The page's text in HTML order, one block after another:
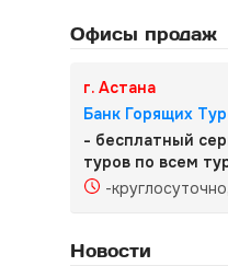
Офисы продаж
г. Астана
Банк Горящих
- бесплатный
туров по всем
-
Новости